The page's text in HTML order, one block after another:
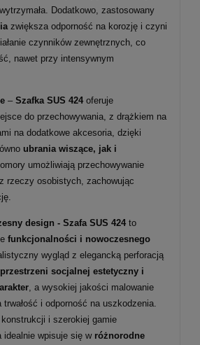
Dodatkowo, zastosowany
zwiększa odporność na korozję i czyni
czynników zewnętrznych, co
nawet przy intensywnym
– Szafka SUS 424 oferuje
do przechowywania, z drążkiem na
na dodatkowe akcesoria, dzięki
ubrania wiszące, jak i
umożliwiają przechowywanie
rzeczy osobistych, zachowując
design - Szafa SUS 424 to
funkcjonalności i nowoczesnego
wygląd z elegancką perforacją
przestrzeni socjalnej estetyczny i
, a wysokiej jakości malowanie
i odporność na uszkodzenia.
i szerokiej gamie
wpisuje się w różnorodne